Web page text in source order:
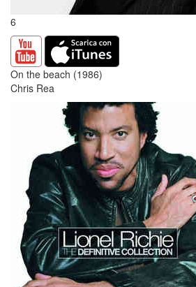
6
On the beach (1986)
Chris Rea